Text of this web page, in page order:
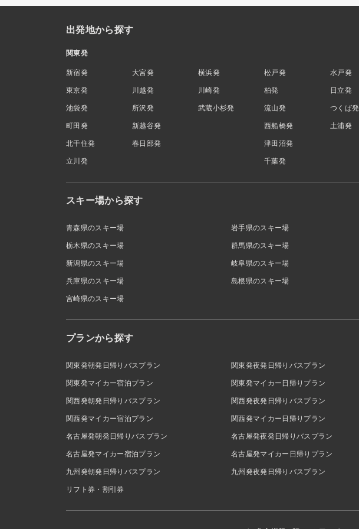
出発地から探す
関東発
新宿発
東京発
池袋発
町田発
北千住発
立川発
大宮発
川越発
所沢発
新越谷発
春日部発
横浜発
川崎発
武蔵小杉発
松戸発
柏発
流山発
西船橋発
津田沼発
千葉発
水戸発
日立発
つくば発
土浦発
スキー場から探す
青森県のスキー場 岩手県のスキー場
栃木県のスキー場 群馬県のスキー場
新潟県のスキー場 岐阜県のスキー場
兵庫県のスキー場 島根県のスキー場
宮崎県のスキー場
プランから探す
関東発朝発日帰りバスプラン 関東発夜発日帰りバスプラン
関東発マイカー宿泊プラン 関東発マイカー日帰りプラン
関西発朝発日帰りバスプラン 関西発夜発日帰りバスプラン
関西発マイカー宿泊プラン 関西発マイカー日帰りプラン
名古屋発朝発日帰りバスプラン 名古屋発夜発日帰りバスプラン
名古屋発マイカー宿泊プラン 名古屋発マイカー日帰りプラン
九州発朝発日帰りバスプラン 九州発夜発日帰りバスプラン
リフト券・割引券